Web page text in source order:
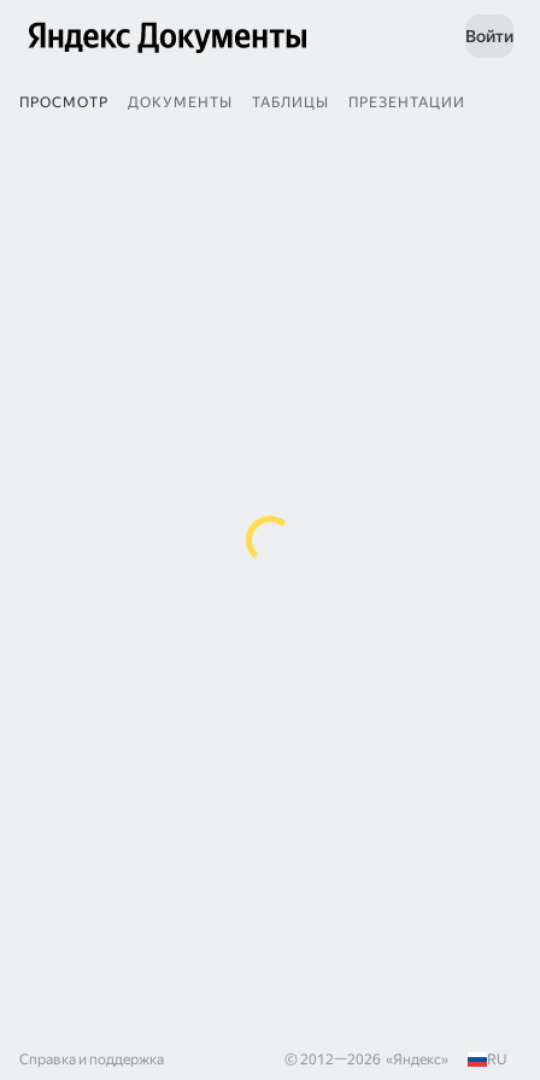
Войти
ПРОСМОТР ДОКУМЕНТЫ ТАБЛИЦЫ ПРЕЗЕНТАЦИИ
Справка и поддержка © 2012—2026 «Яндекс» RU